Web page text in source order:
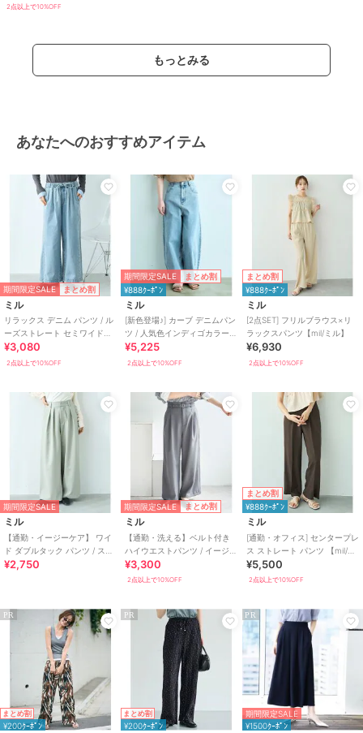
性別タイプ
カラー
080ブラウン（ドット柄）、011チ
ャコールグレー（ドット柄）、07
2サックス、082グレージュ、085
素材
ポリエステル96% ポリウレタン
商品のお取り扱い方法
お手入れ 手洗い（水温30℃以下）
特徴
すべてのパンツ
布・キャンバス
/
無地 / ドット柄
あり/洗える /ルーズストレー
ト/ワイド・バギー/ストレー
トパンツ
ライ
フスタイル/
フィットネス・ヨガ
/ウォーキング・ランニング/ ゴ
ルフ
布・キャンバス/
ポリエステル素
材 /無地/ ドット柄
洗える /ルーズストレー
ワイド・バギー
トパンツ
ミッドライズ
/フィットネス・ヨガ
/ウォーキング・ランニング/ゴ
ルフ
原産国 中国製
2点以上で10%OFF
もっとみる
あなたへのおすすめアイテム
期間限定SALE まとめ割
ミル
リラックス デニム パンツ / ル
ーズストレート セミワイド
【mil (ミル)】
¥3,080
2点以上で10%OFF
期間限定SALE まとめ割
¥888ｸｰﾎﾟﾝ
ミル
[新色登場♪] カーブ デニムパン
ツ / 人気色インディゴカラーも
再販♪【mil (ミル)】
¥5,225
2点以上で10%OFF
まとめ割
¥888ｸｰﾎﾟﾝ
ミル
[2点SET] フリルブラウス×リ
ラックスパンツ【mil/ミル】
¥6,930
2点以上で10%OFF
期間限定SALE
ミル
【通勤・イージーケア】 ワイ
ド ダブルタック パンツ / スラ
ックス 【mil (ミル)】
¥2,750
期間限定SALE まとめ割
ミル
【通勤・洗える】ベルト付き
ハイウエストパンツ / イージー
ケア【mil (ミル)】
¥3,300
2点以上で10%OFF
まとめ割
¥888ｸｰﾎﾟﾝ
ミル
[通勤・オフィス] センタープレ
ス ストレート パンツ 【mil/ミ
ル】
¥5,500
2点以上で10%OFF
PR
まとめ割
¥200ｸｰﾎﾟﾝ
PR
まとめ割
¥200ｸｰﾎﾟﾝ
PR
期間限定SALE
¥1500ｸｰﾎﾟﾝ